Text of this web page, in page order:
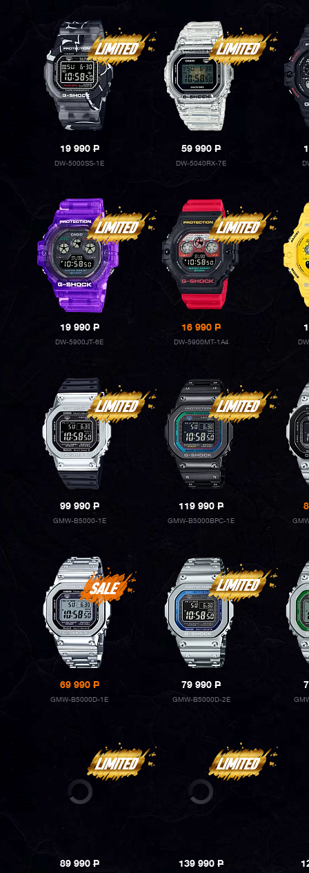
19 990P
DW-5000SS-1E
59 990P
DW-5040RX-7E
19 990P
DW-5900JT-6E
16 990P
DW-5900MT-1A4
99 990P
GMW-B5000-1E
119 990P
GMW-B5000BPC-1E
69 990P
GMW-B5000D-1E
79 990P
GMW-B5000D-2E
89 990P 139 990P